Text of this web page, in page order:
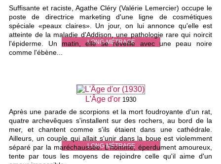
LONG-MÉTRAGE
Suffisante et raciste, Agathe Cléry (Valérie Lemercier) occupe le
poste de directrice marketing d'une ligne de cosmétiques
spéciale «peaux claires». Un jour, on lui annonce qu'elle est
atteinte de la maladie d'Addison, une pathologie rare qui noircit
l'épiderme. Un matin, elle se réveille avec une peau noire
comme l'ébène...
LONG-MÉTRAGE
L'Âge d'or 1930
Après une parade de scorpions et la mort foudroyante d'un rat,
quatre archevêques s'installent sur des rochers, au bord de la
mer, et chantent comme s'ils étaient dans une cathédrale.
Ailleurs, un couple qui allait s'unir dans la boue est violemment
séparé par la maréchaussée. L'homme, éperdument amoureux,
tente par tous les moyens de rejoindre celle qu'il aime d'un